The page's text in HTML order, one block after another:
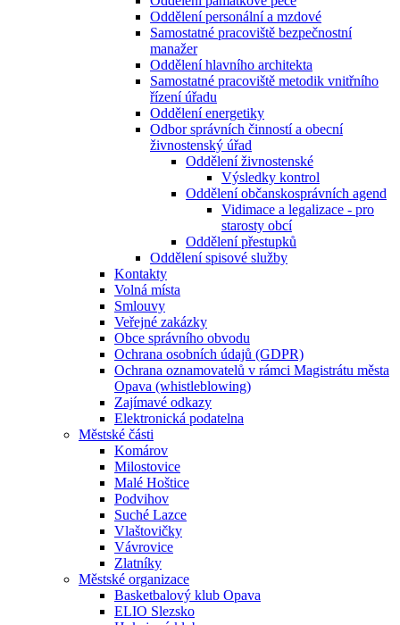
Oddělení personální a mzdové
Samostatné pracoviště bezpečnostní
manažer
Oddělení hlavního architekta
Samostatné pracoviště metodik vnitřního
řízení úřadu
Oddělení energetiky
Odbor správních činností a obecní
živnostenský úřad
Oddělení živnostenské
Výsledky kontrol
Oddělení občanskosprávních agend
Vidimace a legalizace - pro
starosty obcí
Oddělení přestupků
Oddělení spisové služby
Kontakty
Volná místa
Smlouvy
Veřejné zakázky
Obce správního obvodu
Ochrana osobních údajů (GDPR)
Ochrana oznamovatelů v rámci Magistrátu města
Opava (whistleblowing)
Zajímavé odkazy
Elektronická podatelna
Městské části
Komárov
Milostovice
Malé Hoštice
Podvihov
Suché Lazce
Vlaštovičky
Vávrovice
Zlatníky
Městské organizace
Basketbalový klub Opava
ELIO Slezsko